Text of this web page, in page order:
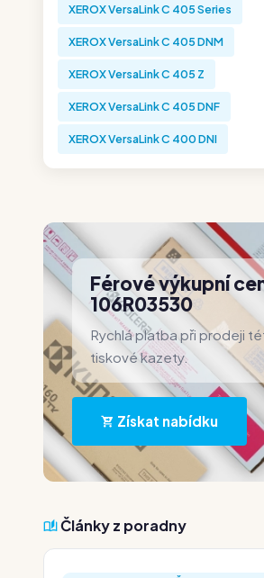
XEROX VersaLink C 405 Series
XEROX VersaLink C 405 DNM
XEROX VersaLink C 405 Z
XEROX VersaLink C 405 DNF
XEROX VersaLink C 400 DNI
Férové výkupní
106R03530
Rychlá platba při prodeji
tiskové kazety.
Získat nabídku
Články z poradny